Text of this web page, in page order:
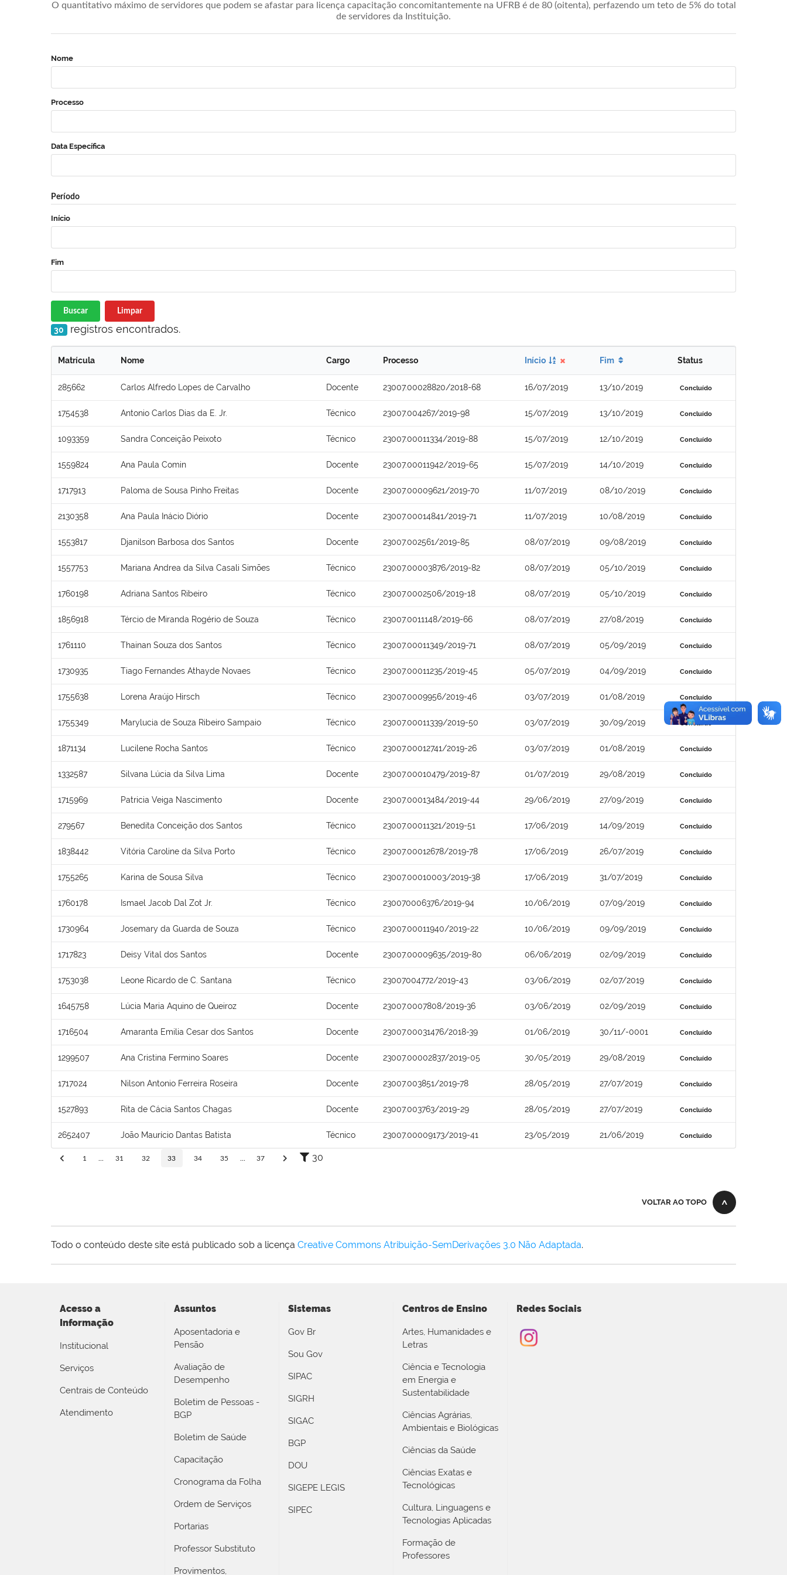
O quantitativo máximo de servidores que podem se afastar para licença capacitação concomitantemente na UFRB é de 80 (oitenta), perfazendo um teto de 5% do total
de servidores da Instituição.
Nome
Processo
Data Específica
Período
Início
Fim
Buscar Limpar
30 registros encontrados.
Matrícula Nome Cargo Processo Início Fim Status
285662 Carlos Alfredo Lopes de Carvalho Docente 23007.00028820/2018-68 16/07/2019 13/10/2019 Concluído
1754538 Antonio Carlos Dias da E. Jr. Técnico 23007.004267/2019-98 15/07/2019 13/10/2019 Concluído
1093359 Sandra Conceição Peixoto Técnico 23007.00011334/2019-88 15/07/2019 12/10/2019 Concluído
1559824 Ana Paula Comin Docente 23007.00011942/2019-65 15/07/2019 14/10/2019 Concluído
1717913 Paloma de Sousa Pinho Freitas Docente 23007.00009621/2019-70 11/07/2019 08/10/2019 Concluído
2130358 Ana Paula Inácio Diório Docente 23007.00014841/2019-71 11/07/2019 10/08/2019 Concluído
1553817 Djanilson Barbosa dos Santos Docente 23007.002561/2019-85 08/07/2019 09/08/2019 Concluído
1557753 Mariana Andrea da Silva Casali Simões Técnico 23007.00003876/2019-82 08/07/2019 05/10/2019 Concluído
1760198 Adriana Santos Ribeiro Técnico 23007.0002506/2019-18 08/07/2019 05/10/2019 Concluído
1856918 Tércio de Miranda Rogério de Souza Técnico 23007.0011148/2019-66 08/07/2019 27/08/2019 Concluído
1761110 Thainan Souza dos Santos Técnico 23007.00011349/2019-71 08/07/2019 05/09/2019 Concluído
1730935 Tiago Fernandes Athayde Novaes Técnico 23007.00011235/2019-45 05/07/2019 04/09/2019 Concluído
1755638 Lorena Araújo Hirsch Técnico 23007.0009956/2019-46 03/07/2019 01/08/2019 Concluído
1755349 Marylucia de Souza Ribeiro Sampaio Técnico 23007.00011339/2019-50 03/07/2019 30/09/2019 Concluído
1871134 Lucilene Rocha Santos Técnico 23007.00012741/2019-26 03/07/2019 01/08/2019 Concluído
1332587 Silvana Lúcia da Silva Lima Docente 23007.00010479/2019-87 01/07/2019 29/08/2019 Concluído
1715969 Patricia Veiga Nascimento Docente 23007.00013484/2019-44 29/06/2019 27/09/2019 Concluído
279567 Benedita Conceição dos Santos Técnico 23007.00011321/2019-51 17/06/2019 14/09/2019 Concluído
1838442 Vitória Caroline da Silva Porto Técnico 23007.00012678/2019-78 17/06/2019 26/07/2019 Concluído
1755265 Karina de Sousa Silva Técnico 23007.00010003/2019-38 17/06/2019 31/07/2019 Concluído
1760178 Ismael Jacob Dal Zot Jr. Técnico 230070006376/2019-94 10/06/2019 07/09/2019 Concluído
1730964 Josemary da Guarda de Souza Técnico 23007.00011940/2019-22 10/06/2019 09/09/2019 Concluído
1717823 Deisy Vital dos Santos Docente 23007.00009635/2019-80 06/06/2019 02/09/2019 Concluído
1753038 Leone Ricardo de C. Santana Técnico 23007004772/2019-43 03/06/2019 02/07/2019 Concluído
1645758 Lúcia Maria Aquino de Queiroz Docente 23007.0007808/2019-36 03/06/2019 02/09/2019 Concluído
1716504 Amaranta Emilia Cesar dos Santos Docente 23007.00031476/2018-39 01/06/2019 30/11/-0001 Concluído
1299507 Ana Cristina Fermino Soares Docente 23007.00002837/2019-05 30/05/2019 29/08/2019 Concluído
1717024 Nilson Antonio Ferreira Roseira Docente 23007.003851/2019-78 28/05/2019 27/07/2019 Concluído
1527893 Rita de Cácia Santos Chagas Docente 23007.003763/2019-29 28/05/2019 27/07/2019 Concluído
2652407 João Maurício Dantas Batista Técnico 23007.00009173/2019-41 23/05/2019 21/06/2019 Concluído
1 31 32 33 34 35 37 30
VOLTAR AO TOPO
Todo o conteúdo deste site está publicado sob a licença Creative Commons Atribuição-SemDerivações 3.0 Não Adaptada.
Acesso a
Informação
Institucional
Serviços
Centrais de Conteúdo
Atendimento
Assuntos
Aposentadoria e
Pensão
Avaliação de
Desempenho
Boletim de Pessoas -
BGP
Boletim de Saúde
Capacitação
Cronograma da Folha
Ordem de Serviços
Portarias
Professor Substituto
Provimentos,
Sistemas
Gov Br
Sou Gov
SIPAC
SIGRH
SIGAC
BGP
DOU
SIGEPE LEGIS
SIPEC
Centros de Ensino
Artes, Humanidades e
Letras
Ciência e Tecnologia
em Energia e
Sustentabilidade
Ciências Agrárias,
Ambientais e Biológicas
Ciências da Saúde
Ciências Exatas e
Tecnológicas
Cultura, Linguagens e
Tecnologias Aplicadas
Formação de
Professores
Redes Sociais